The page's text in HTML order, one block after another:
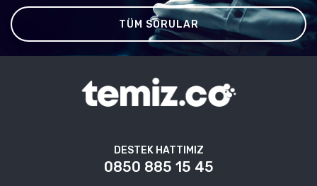
TÜM SORULAR
DESTEK HATTIMIZ
0850 885 15 45